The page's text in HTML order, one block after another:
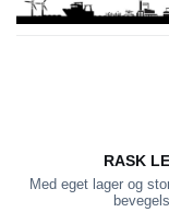
RASK
Med eget lager og